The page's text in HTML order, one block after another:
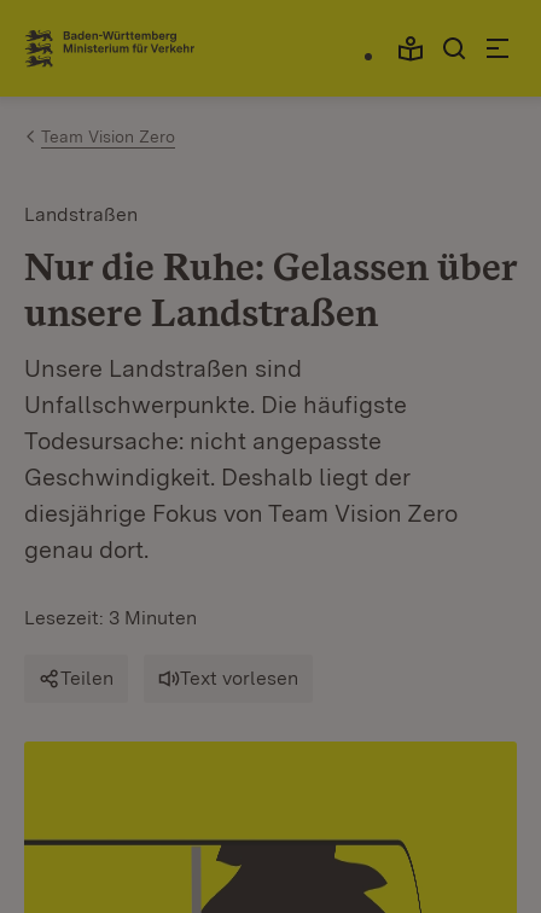
Zum Inhalt springen
Link zur Startseite
Team Vision Zero
Landstraßen
Nur die Ruhe: Gelassen über
unsere Landstraßen
Unsere Landstraßen sind
Unfallschwerpunkte. Die häufigste
Todesursache: nicht angepasste
Geschwindigkeit. Deshalb liegt der
diesjährige Fokus von Team Vision Zero
genau dort.
Lesezeit: 3 Minuten
Teilen Text vorlesen